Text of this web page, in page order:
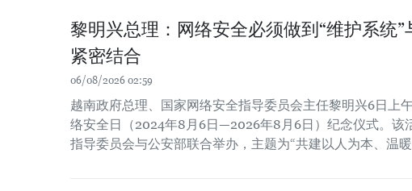
黎明兴总理：网络安全必须做到“维护系统”
紧密结合
06/08/2026 02:59
越南政府总理、国家网络安全指导委员会主任黎明兴6日上
络安全日（2024年8月6日—2026年8月6日）纪念仪式。该
指导委员会与公安部联合举办，主题为“共建以人为本、温暖